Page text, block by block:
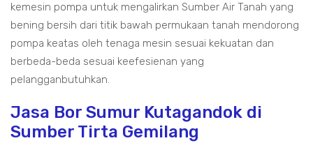
kemesin pompa untuk mengalirkan Sumber Air Tanah yang
bening bersih dari titik bawah permukaan tanah mendorong
pompa keatas oleh tenaga mesin sesuai kekuatan dan
berbeda-beda sesuai keefesienan yang
pelangganbutuhkan.
Jasa Bor Sumur Kutagandok di
Sumber Tirta Gemilang